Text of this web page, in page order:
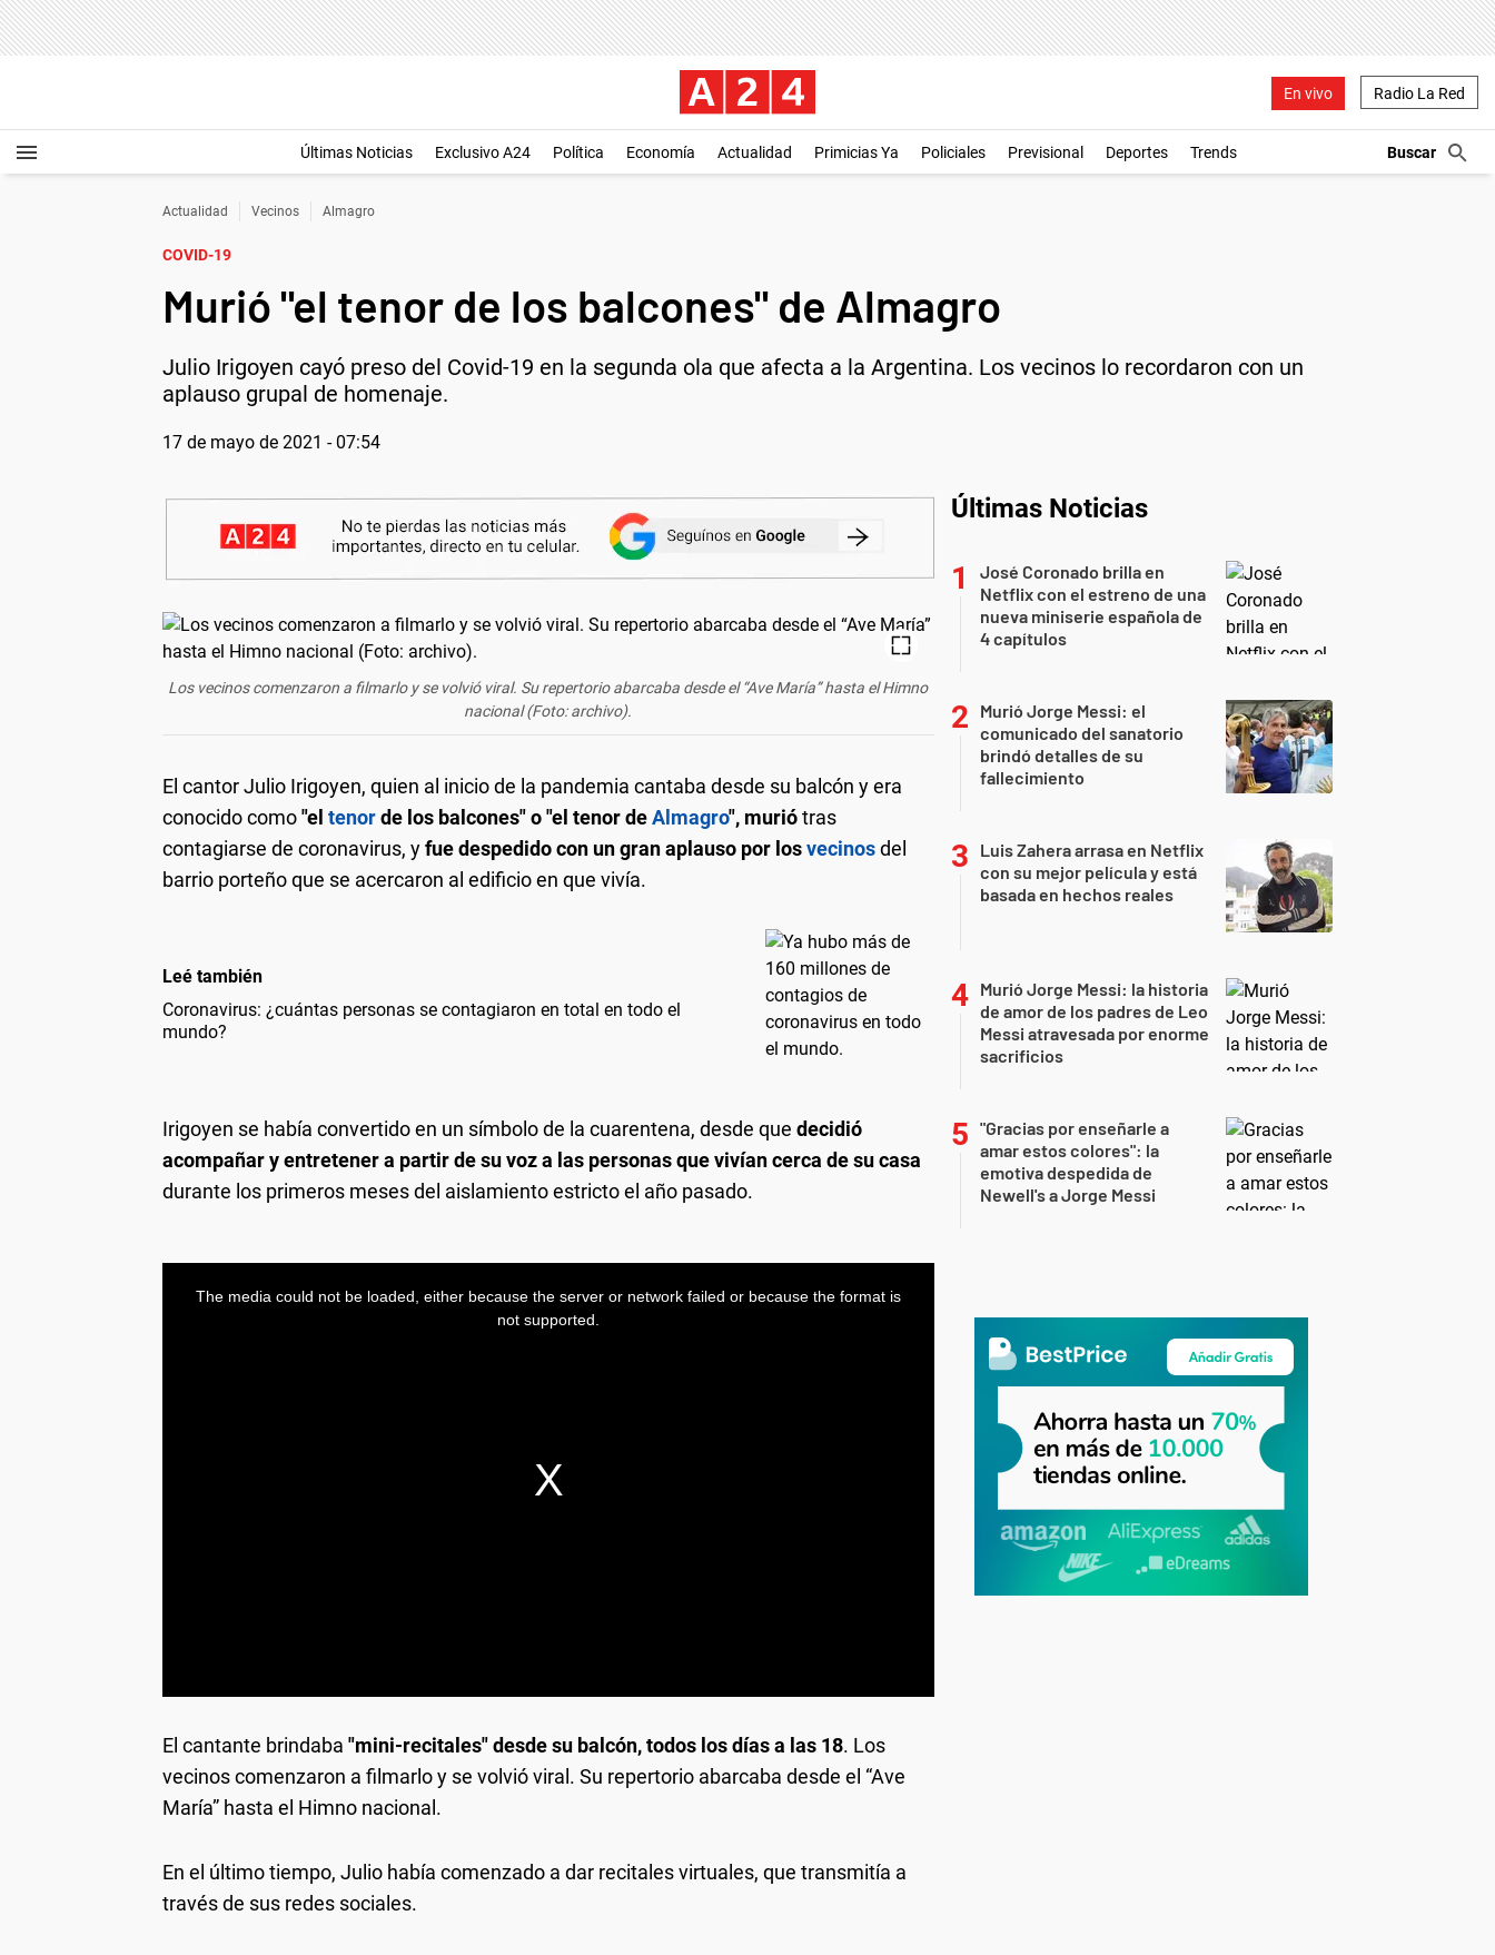
En vivo Radio La Red
Últimas Noticias Exclusivo A24 Política Economía Actualidad Primicias Ya Policiales Previsional Deportes Trends
Actualidad Vecinos Almagro
COVID-19
Murió "el tenor de los balcones" de Almagro
Julio Irigoyen cayó preso del Covid-19 en la segunda ola que afecta a la Argentina. Los vecinos lo recordaron con un
aplauso grupal de homenaje.
17 de mayo de 2021 - 07:54
Los vecinos comenzaron a filmarlo y se volvió viral. Su repertorio abarcaba desde el “Ave María” hasta el Himno
nacional (Foto: archivo).
El cantor Julio Irigoyen, quien al inicio de la pandemia cantaba desde su balcón y era
conocido como"el tenorde los balcones" o "el tenor deAlmagro", muriótras
contagiarse de coronavirus, yfue despedido con un gran aplauso por losvecinosdel
barrio porteño que se acercaron al edificio en que vivía.
Leé también
Coronavirus: ¿cuántas personas se contagiaron en total en todo el
mundo?
Irigoyen se había convertido en un símbolo de la cuarentena, desde que decidió
acompañar y entretener a partir de su voz a las personas que vivían cerca de su casa
durante los primeros meses del aislamiento estricto el año pasado.
El cantante brindaba "mini-recitales" desde su balcón, todos los días a las 18. Los
vecinos comenzaron a filmarlo y se volvió viral. Su repertorio abarcaba desde el “Ave
María” hasta el Himno nacional.
En el último tiempo, Julio había comenzado a dar recitales virtuales, que transmitía a
través de sus redes sociales.
Últimas Noticias
José Coronado brilla en
Netflix con el estreno de una
nueva miniserie española de
4 capítulos
Murió Jorge Messi: el
comunicado del sanatorio
brindó detalles de su
fallecimiento
Luis Zahera arrasa en Netflix
con su mejor película y está
basada en hechos reales
Murió Jorge Messi: la historia
de amor de los padres de Leo
Messi atravesada por enorme
sacrificios
"Gracias por enseñarle a
amar estos colores": la
emotiva despedida de
Newell's a Jorge Messi